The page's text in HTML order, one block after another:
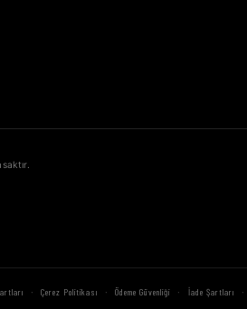
· Çerez Politikası · Ödeme Güvenliği · İade Şartları ·